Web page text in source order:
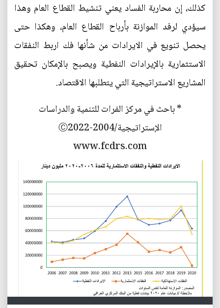
كذلك، إن محاربة الفساد يعني تنشيط القطاع العام وهذا
سيؤدي لرفد الموازنة بأرباح القطاع العام، وهكذا حتى
يحصل تنويع في الايرادات من شأنها فك اربط النفقات
الاستثمارية بالإيرادات النفطية ويصبح بالإمكان تحقيق
المشاريع الاستراتيجية التي يتطلبها الاقتصاد.
* باحث في مركز الفرات للتنمية والدراسات
الإستراتيجية/2004-Ⓒ2022
www.fcdrs.com